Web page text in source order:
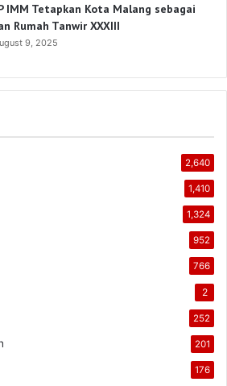
IMM Tetapkan Kota Malang sebagai
Rumah Tanwir XXXIII
9, 2025
2,640
1,410
1,324
952
766
2
252
201
176